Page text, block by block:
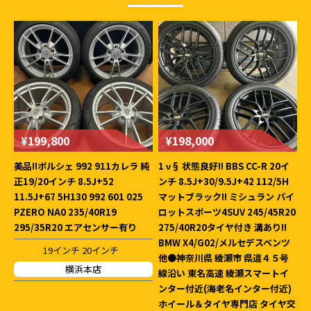
¥199,800
美品!!ポルシェ 992 911カレラ 純
正19/20インチ 8.5J+52
11.5J+67 5H130 992 601 025
PZERO NA0 235/40R19
295/35R20 エアセンサー有り
19インチ 20インチ
横浜本店
¥198,000
1 ν§ 状態良好!! BBS CC-R 20イ
ンチ 8.5J+30/9.5J+42 112/5H
マットブラック!! ミシュラン パイ
ロットスポーツ4SUV 245/45R20
275/40R20タイヤ付き 溝あり!!
BMW X4/G02/メルセデスベンツ
他●神奈川県 綾瀬市 県道４５号
線沿い 東名高速 綾瀬スマートイ
ンター付近(海老名インター付近)
ホイール＆タイヤ専門店 タイヤ交